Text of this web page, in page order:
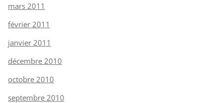
mars 2011
février 2011
janvier 2011
décembre 2010
octobre 2010
septembre 2010